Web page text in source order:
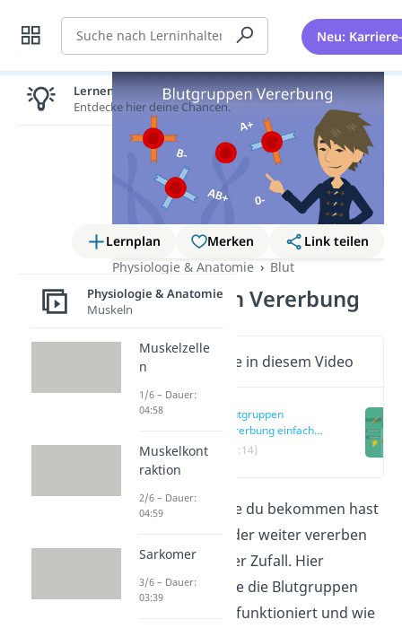
Suche Neu:
Lernplan Merken
Link teilen
Physiologie & Anatomie
Blut
Blutgruppen Vererbung
Wichtige Inhalte in diesem Video
Blutgruppen
Vererbung einfach
erklärt
(00:14)
Welche Blutgruppe du bekommen hast
oder an deine Kinder weiter vererben
wirst, ist kein reiner Zufall. Hier
erklären wir dir wie die Blutgruppen
Vererbung genau funktioniert und wie
Lernen lohnt sich!
Entdecke hier deine Chancen.
Physiologie & Anatomie
Muskeln
Muskelzelle
n
1/6 – Dauer:
04:58
Muskelkont
raktion
2/6 – Dauer:
04:59
Sarkomer
3/6 – Dauer:
03:39